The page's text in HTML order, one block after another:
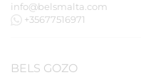
info@belsmalta.com
+35677516971
BELS GOZO